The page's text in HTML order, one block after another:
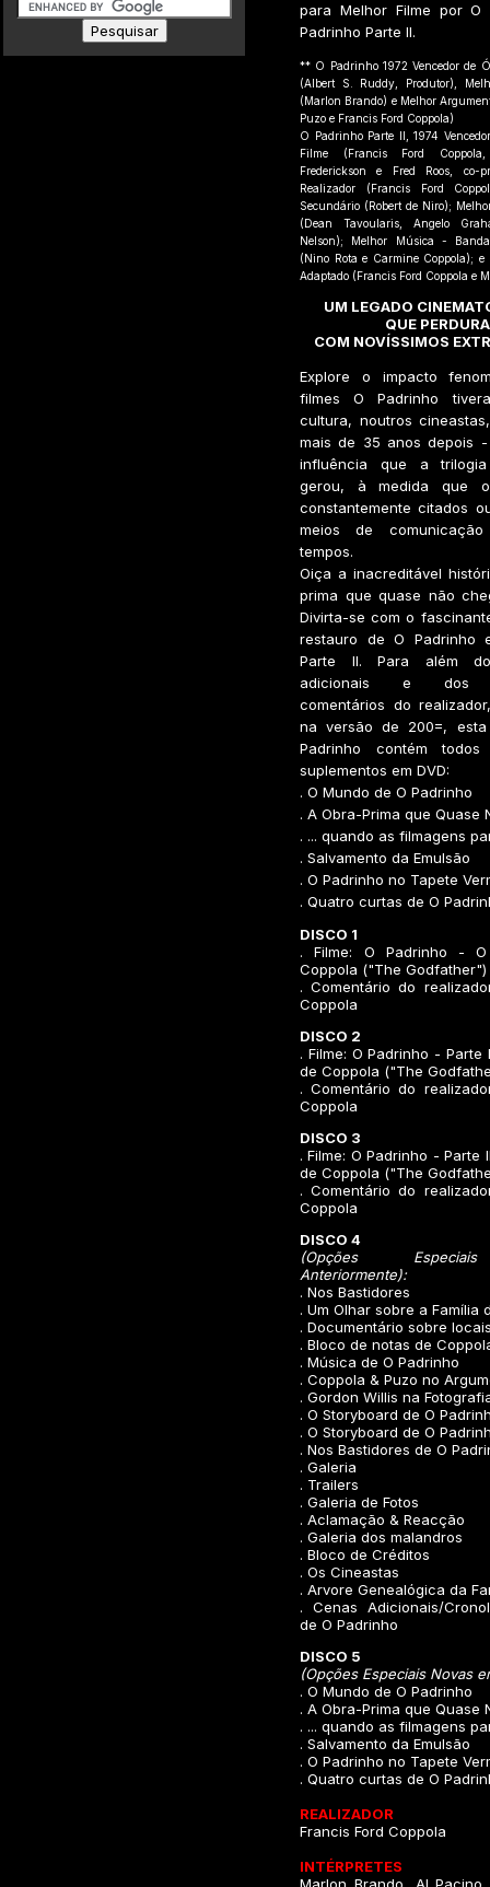
para Melhor Filme por O
Padrinho Parte II.
** O Padrinho 1972 Vencedor de
(Albert S. Ruddy, Produtor),
(Marlon Brando) e Melhor
Puzo e Francis Ford Coppola)
O Padrinho Parte II, 1974
Filme (Francis Ford
Frederickson e Fred Roos, co-
Realizador (Francis Ford
Secundário (Robert de Niro);
(Dean Tavoularis, Angelo
Nelson); Melhor Música -
(Nino Rota e Carmine Coppola); e
Adaptado (Francis Ford Coppola e
UM LEGADO
QUE
COM NOVÍSSIMOS
Explore o impacto
filmes O Padrinho
cultura, noutros
mais de 35 anos depois
influência que a
gerou, à medida que
constantemente citados
meios de
tempos.
Oiça a inacreditável
prima que quase não
Divirta-se com o
restauro de O Padrinho
Parte II. Para além
adicionais e dos
comentários do
na versão de 200=,
Padrinho contém
suplementos em DVD:
. O Mundo de O Padrinho
. A Obra-Prima que Quase
. ... quando as filmagens
. Salvamento da Emulsão
. O Padrinho no Tapete
. Quatro curtas de O
DISCO 1
. Filme: O Padrinho -
Coppola ("The Godfather")
. Comentário do
Coppola
DISCO 2
. Filme: O Padrinho - Parte
de Coppola ("The
. Comentário do
Coppola
DISCO 3
. Filme: O Padrinho - Parte
de Coppola ("The
. Comentário do
Coppola
DISCO 4
(Opções
Anteriormente):
. Nos Bastidores
. Um Olhar sobre a Família
. Documentário sobre
. Bloco de notas de
. Música de O Padrinho
. Coppola & Puzo no
. Gordon Willis na
. O Storyboard de O
. O Storyboard de O
. Nos Bastidores de O
. Galeria
. Trailers
. Galeria de Fotos
. Aclamação & Reacção
. Galeria dos malandros
. Bloco de Créditos
. Os Cineastas
. Arvore Genealógica da
. Cenas Adicionais/
de O Padrinho
DISCO 5
(Opções Especiais Novas
. O Mundo de O Padrinho
. A Obra-Prima que Quase
. ... quando as filmagens
. Salvamento da Emulsão
. O Padrinho no Tapete
. Quatro curtas de O
REALIZADOR
Francis Ford Coppola
INTÉRPRETES